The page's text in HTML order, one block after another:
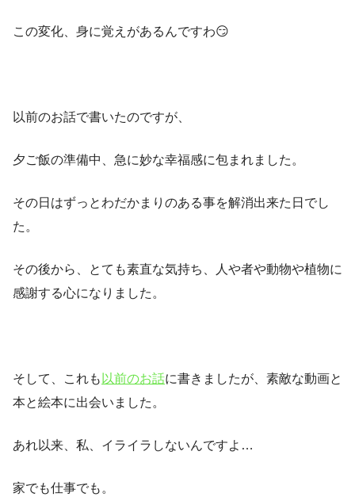
この変化、身に覚えがあるんですわ😏
以前のお話で書いたのですが、
夕ご飯の準備中、急に妙な幸福感に包まれました。
その日はずっとわだかまりのある事を解消出来た日でし
た。
その後から、とても素直な気持ち、人や者や動物や植物に
感謝する心になりました。
そして、これも 以前のお話に書きましたが、素敵な動画と
本と絵本に出会いました。
あれ以来、私、イライラしないんですよ…
家でも仕事でも。